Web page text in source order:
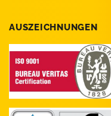
AUSZEICHNUNGEN